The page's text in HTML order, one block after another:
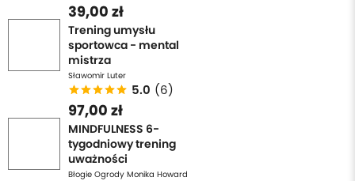
39,00 zł
Trening umysłu
sportowca - mental
mistrza
Sławomir Luter
5.0 (6)
97,00 zł
MINDFULNESS 6-
tygodniowy trening
uważności
Błogie Ogrody Monika Howard